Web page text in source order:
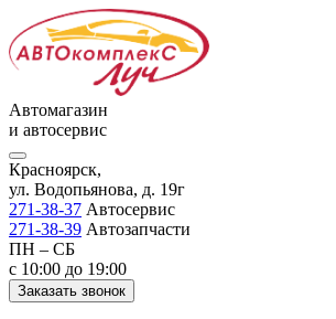
Автомагазин
и автосервис
Красноярск,
ул. Водопьянова, д. 19г
271-38-37 Автосервис
271-38-39 Автозапчасти
ПН – СБ
с 10:00 до 19:00
Заказать звонок